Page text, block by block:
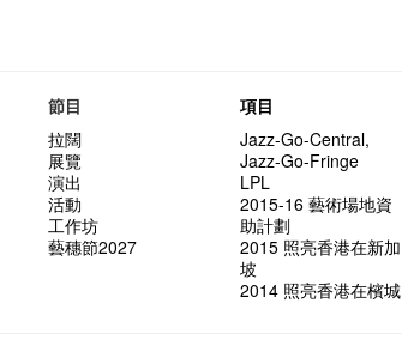
節目
拉闊
展覽
演出
活動
工作坊
藝穗節2027
項目
Jazz-Go-Central,
Jazz-Go-Fringe
LPL
2015-16 藝術場地資
助計劃
2015 照亮香港在新加
坡
2014 照亮香港在檳城